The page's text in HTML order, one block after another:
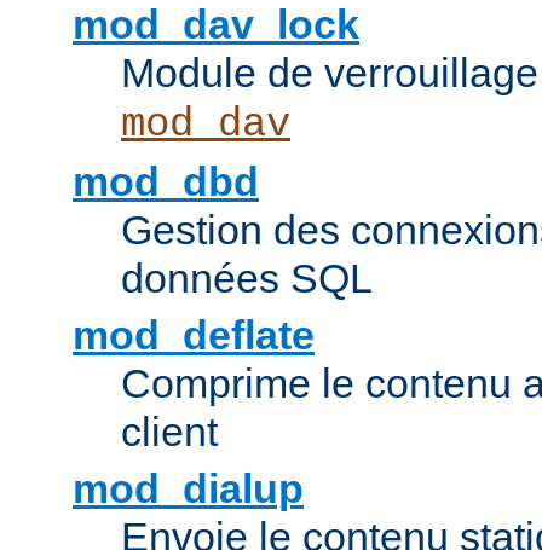
mod_dav_lock
Module de
mod_dav
mod_dbd
Gestion des
données SQL
mod_deflate
Comprime le contenu
client
mod_dialup
Envoie le contenu